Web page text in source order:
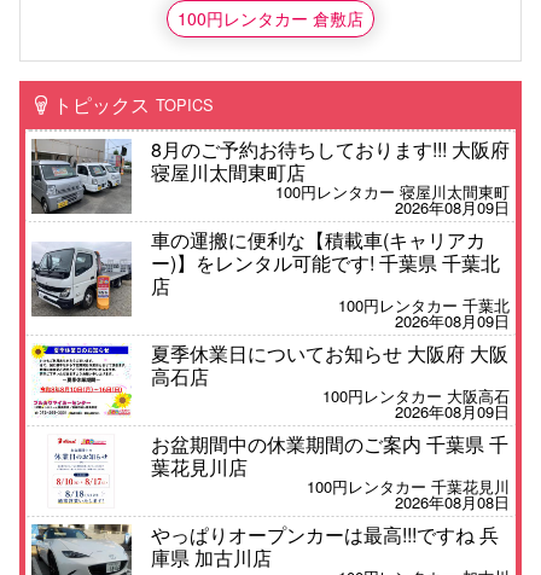
100円レンタカー 倉敷店
トピックス TOPICS
8月のご予約お待ちしております!!! 大阪府
寝屋川太間東町店
100円レンタカー 寝屋川太間東町
2026年08月09日
車の運搬に便利な【積載車(キャリアカ
ー)】をレンタル可能です! 千葉県 千葉北
店
100円レンタカー 千葉北
2026年08月09日
夏季休業日についてお知らせ 大阪府 大阪
高石店
100円レンタカー 大阪高石
2026年08月09日
お盆期間中の休業期間のご案内 千葉県 千
葉花見川店
100円レンタカー 千葉花見川
2026年08月08日
やっぱりオープンカーは最高!!!ですね 兵
庫県 加古川店